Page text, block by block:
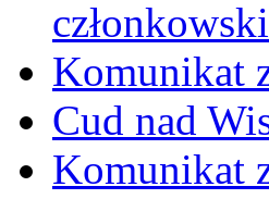
Komunikat
Cud nad
Komunikat